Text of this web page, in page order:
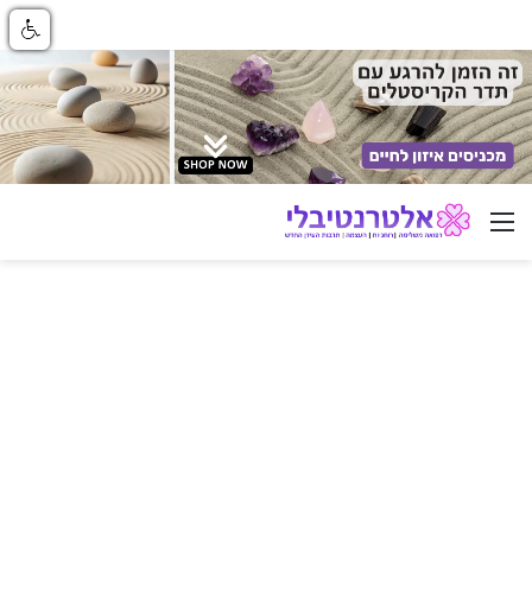
ניווט באתר